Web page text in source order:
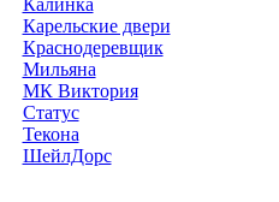
Калинка
Карельские двери
Краснодеревщик
Мильяна
МК Виктория
Статус
Текона
ШейлДорс